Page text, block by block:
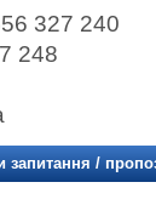
327 240
248
запитання /